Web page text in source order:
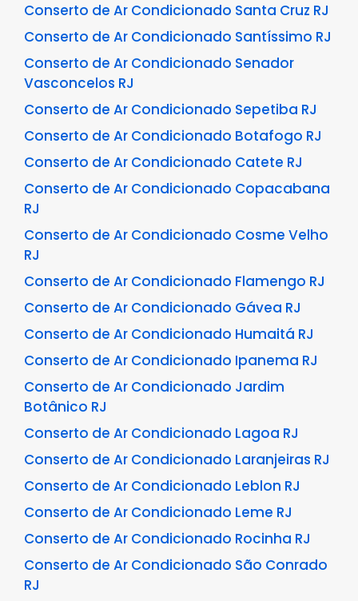
Conserto de Ar Condicionado Santa Cruz RJ
Conserto de Ar Condicionado Santíssimo RJ
Conserto de Ar Condicionado Senador
Vasconcelos RJ
Conserto de Ar Condicionado Sepetiba RJ
Conserto de Ar Condicionado Botafogo RJ
Conserto de Ar Condicionado Catete RJ
Conserto de Ar Condicionado Copacabana
RJ
Conserto de Ar Condicionado Cosme Velho
RJ
Conserto de Ar Condicionado Flamengo RJ
Conserto de Ar Condicionado Gávea RJ
Conserto de Ar Condicionado Humaitá RJ
Conserto de Ar Condicionado Ipanema RJ
Conserto de Ar Condicionado Jardim
Botânico RJ
Conserto de Ar Condicionado Lagoa RJ
Conserto de Ar Condicionado Laranjeiras RJ
Conserto de Ar Condicionado Leblon RJ
Conserto de Ar Condicionado Leme RJ
Conserto de Ar Condicionado Rocinha RJ
Conserto de Ar Condicionado São Conrado
RJ